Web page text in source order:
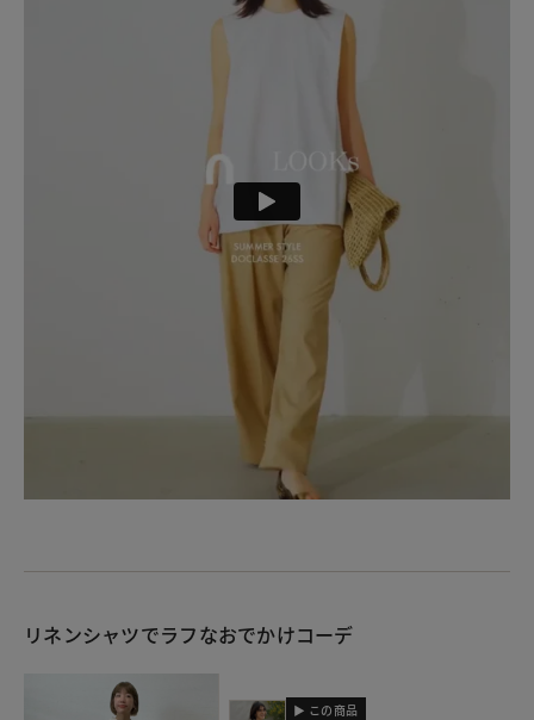
リネンシャツでラフなおでかけコーデ
▶ この商品